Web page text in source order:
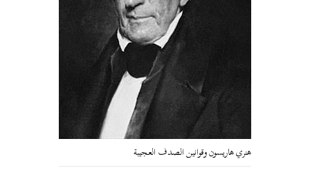
هنري هاريسون وقوانين الصدف العجيبة